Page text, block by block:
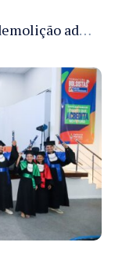
Prefeitura de Manaus promove demolição administrativa de cinco estruturas que ocupavam calçada pública